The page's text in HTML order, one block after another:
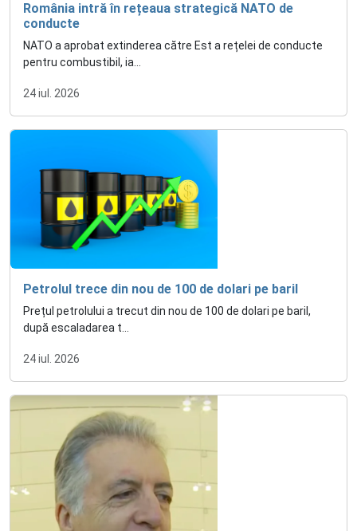
România intră în rețeaua strategică NATO de
conducte
NATO a aprobat extinderea către Est a rețelei de conducte
pentru combustibil, ia...
24 iul. 2026
Petrolul trece din nou de 100 de dolari pe baril
Prețul petrolului a trecut din nou de 100 de dolari pe baril,
după escaladarea t...
24 iul. 2026